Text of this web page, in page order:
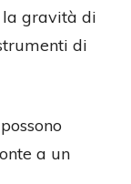
la gravità di
di
a un